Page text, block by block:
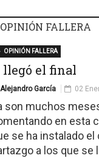
OPINIÓN FALLERA
llegó el final
Alejandro García
OPINIÓN FALLERA
02
son muchos
en esta
se ha instalado el
a los que se